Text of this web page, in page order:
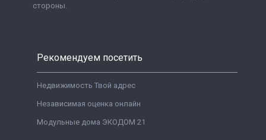
стороны.
Рекомендуем посетить
Недвижимость Твой адрес
Независимая оценка онлайн
Модульные дома ЭКОДОМ 21